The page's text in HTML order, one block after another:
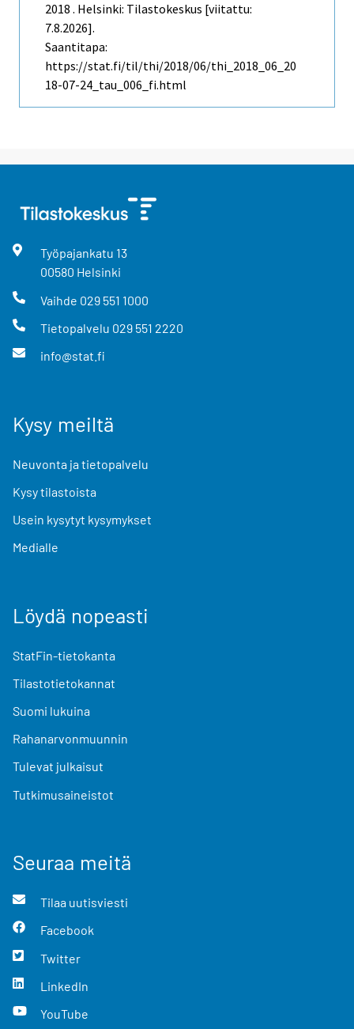
2018 . Helsinki: Tilastokeskus [viitattu:
7.8.2026].
Saantitapa:
https://stat.fi/til/thi/2018/06/thi_2018_06_20
18-07-24_tau_006_fi.html
Työpajankatu 13
00580 Helsinki
Vaihde 029 551 1000
Tietopalvelu 029 551 2220
info@stat.fi
Kysy meiltä
Neuvonta ja tietopalvelu
Kysy tilastoista
Usein kysytyt kysymykset
Medialle
Löydä nopeasti
StatFin-tietokanta
Tilastotietokannat
Suomi lukuina
Rahanarvonmuunnin
Tulevat julkaisut
Tutkimusaineistot
Seuraa meitä
Tilaa uutisviesti
Facebook
Twitter
LinkedIn
YouTube